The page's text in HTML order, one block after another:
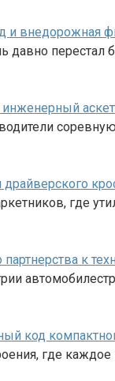
и внедорожная
давно
инженерный
где
партнерства к
код
где каждое